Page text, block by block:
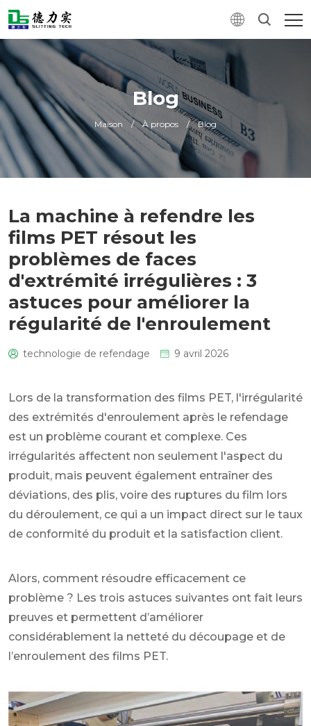
Blog
Maison / À propos / Blog
La machine à refendre les
films PET résout les
problèmes de faces
d'extrémité irrégulières : 3
astuces pour améliorer la
régularité de l'enroulement
technologie de refendage 9 avril 2026
Lors de la transformation des films PET, l'irrégularité
des extrémités d'enroulement après le refendage
est un problème courant et complexe. Ces
irrégularités affectent non seulement l'aspect du
produit, mais peuvent également entraîner des
déviations, des plis, voire des ruptures du film lors
du déroulement, ce qui a un impact direct sur le taux
de conformité du produit et la satisfaction client.
Alors, comment résoudre efficacement ce
problème ? Les trois astuces suivantes ont fait leurs
preuves et permettent d’améliorer
considérablement la netteté du découpage et de
l’enroulement des films PET.